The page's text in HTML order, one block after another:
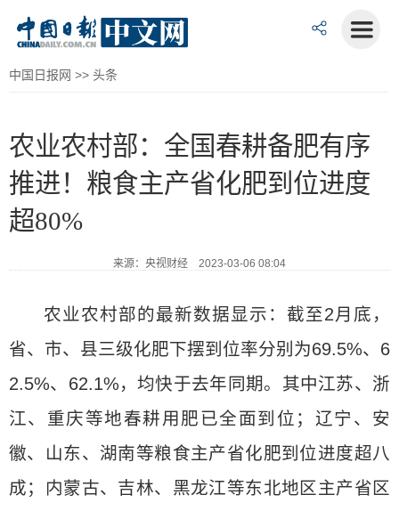
中国日报网 >> 头条
农业农村部：全国春耕备肥有序
推进！粮食主产省化肥到位进度
超80%
来源：央视财经 2023-03-06 08:04
农业农村部的最新数据显示：截至2月底，
省、市、县三级化肥下摆到位率分别为69.5%、6
2.5%、62.1%，均快于去年同期。其中江苏、浙
江、重庆等地春耕用肥已全面到位；辽宁、安
徽、山东、湖南等粮食主产省化肥到位进度超八
成；内蒙古、吉林、黑龙江等东北地区主产省区